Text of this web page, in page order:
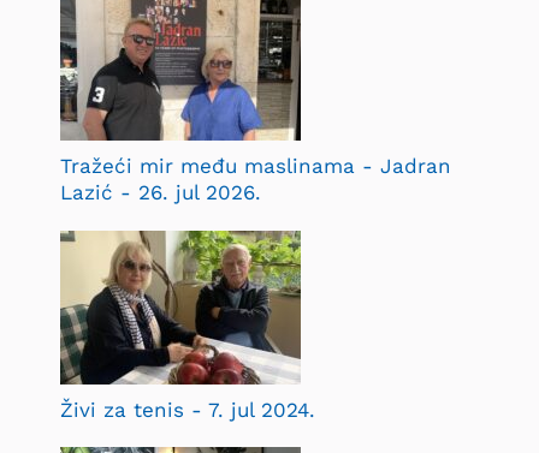
Tražeći mir među maslinama - Jadran
Lazić - 26. jul 2026.
Živi za tenis - 7. jul 2024.